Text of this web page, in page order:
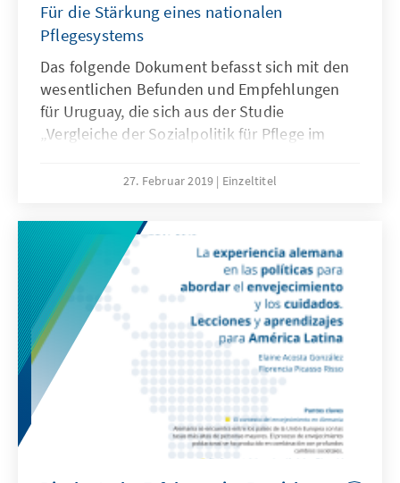
Für die Stärkung eines nationalen
Pflegesystems
Das folgende Dokument befasst sich mit den
wesentlichen Befunden und Empfehlungen
für Uruguay, die sich aus der Studie
„Vergleiche der Sozialpolitik für Pflege im
Fälle Chile, Kuba und Uruguay“ ergeben.
Bevölkerungsanteil der über 60- jährigen bei
knapp 20%. Das Land ist von einer steigenden
Überalterung der Gesellschaft betroffen: das
relative Gewicht der über 84-jährigen nimmt
zu; außerdem sind es überwiegend Frauen,
die die alternde Gesellschaft darstellen und in
Monohaushalten leben.
27. Februar 2019 Einzeltitel